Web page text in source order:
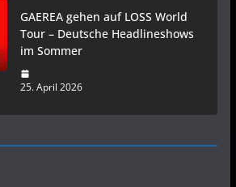
GAEREA gehen auf LOSS World
Tour – Deutsche Headlineshows
im Sommer
25. April 2026